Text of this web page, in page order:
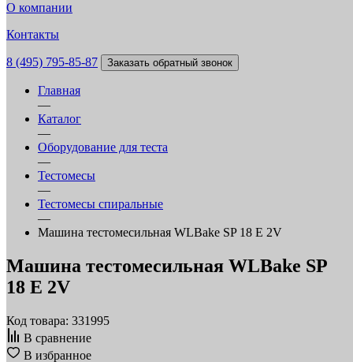
О компании
Контакты
8 (495) 795-85-87 Заказать обратный звонок
Главная
—
Каталог
—
Оборудование для теста
—
Тестомесы
—
Тестомесы спиральные
—
Машина тестомесильная WLBake SP 18 E 2V
Машина тестомесильная WLBake SP
18 E 2V
Код товара: 331995
В сравнение
В избранное